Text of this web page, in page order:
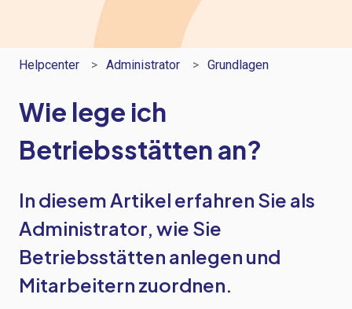
Helpcenter Administrator Grundlagen
Wie lege ich
Betriebsstätten an?
In diesem Artikel erfahren Sie als
Administrator, wie Sie
Betriebsstätten anlegen und
Mitarbeitern zuordnen.